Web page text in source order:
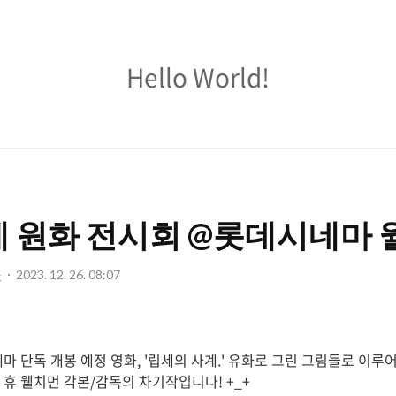
World!
Hello World!
원화 전시회 @롯데시네마
2023. 12. 26. 08:07
단독 개봉 예정 영화, '립세의 사계.' 유화로 그린 그림들로 이루
웰치먼 각본/감독의 차기작입니다! +_+